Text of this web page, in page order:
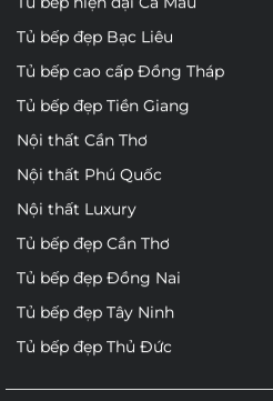
Tủ bếp đẹp Bạc Liêu
Tủ bếp cao cấp Đồng Tháp
Tủ bếp đẹp Tiền Giang
Nội thất Cần Thơ
Nội thất Phú Quốc
Nội thất Luxury
Tủ bếp đẹp Cần Thơ
Tủ bếp đẹp Đồng Nai
Tủ bếp đẹp Tây Ninh
Tủ bếp đẹp Thủ Đức